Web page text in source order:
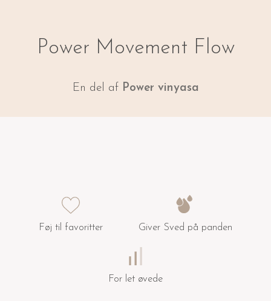
Power Movement Flow
En del af Power vinyasa
Føj til favoritter Giver Sved på panden
For let øvede